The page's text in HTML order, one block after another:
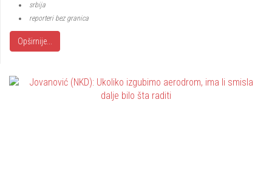
srbija
reporteri bez granica
Opširnije...